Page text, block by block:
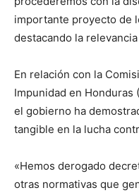
importante proyecto de
destacando la
En relación con la
Impunidad en Honduras
el gobierno ha
tangible en la lucha
«Hemos derogado
otras normativas que